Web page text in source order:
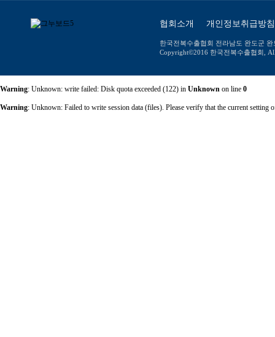
협회소개 개인정보취급방침
한국전복수출협회 전라남도 완도군
Copyright©2016 한국전복수출협회,
Warning: Unknown: write failed: Disk quota exceeded (122) in Unknown on line 0
Warning: Unknown: Failed to write session data (files). Please verify that the current